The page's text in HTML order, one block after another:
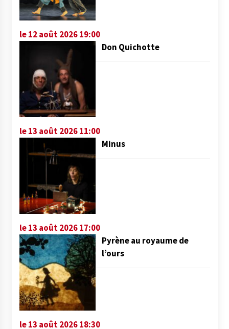
le 12 août 2026 19:00
Don Quichotte
le 13 août 2026 11:00
Minus
le 13 août 2026 17:00
Pyrène au royaume de
l’ours
le 13 août 2026 18:30